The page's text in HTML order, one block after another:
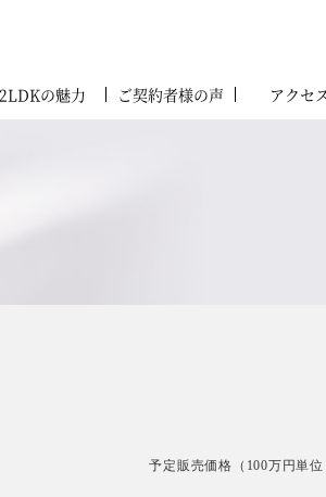
の魅力 ご契約者様の声 アクセ
ントランスアプローチ外観完成予想CG
予定販売価格（100万円単位